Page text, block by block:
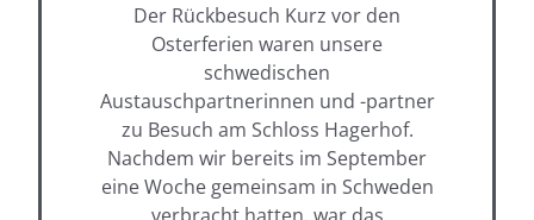
Der Rückbesuch Kurz vor den
Osterferien waren unsere
schwedischen
Austauschpartnerinnen und -partner
zu Besuch am Schloss Hagerhof.
Nachdem wir bereits im September
eine Woche gemeinsam in Schweden
verbracht hatten, war das